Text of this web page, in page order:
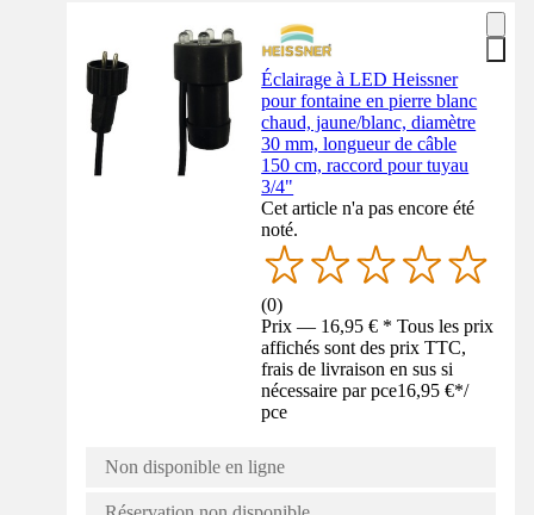
Éclairage à LED Heissner
pour fontaine en pierre blanc
chaud, jaune/blanc, diamètre
30 mm, longueur de câble
150 cm, raccord pour tuyau
3/4"
Cet article n'a pas encore été
noté.
(0)
Prix — 16,95 € * Tous les prix
affichés sont des prix TTC,
frais de livraison en sus si
nécessaire par pce16,95 €*/
pce
Non disponible en ligne